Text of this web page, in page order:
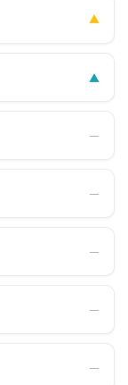
▲
▲
―
―
―
―
―